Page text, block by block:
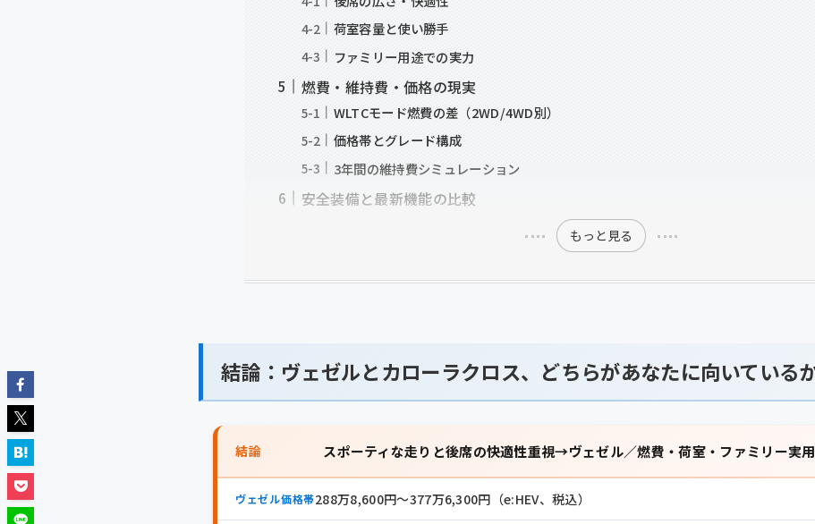
荷室容量と使い勝手
ファミリー用途での実力
燃費・維持費・価格の現実
WLTCモード燃費の差（2WD/4WD別）
価格帯とグレード構成
3年間の維持費シミュレーション
安全装備と最新機能の比較
もっと見る
結論：ヴェゼルとカローラクロス、どちらがあなたに向いている
結論 スポーティな走りと後席の快適性重視→ヴェゼル／燃費・荷室・ファミリー実
ヴェゼル価格帯288万8,600円〜377万6,300円（e:HEV、税込）